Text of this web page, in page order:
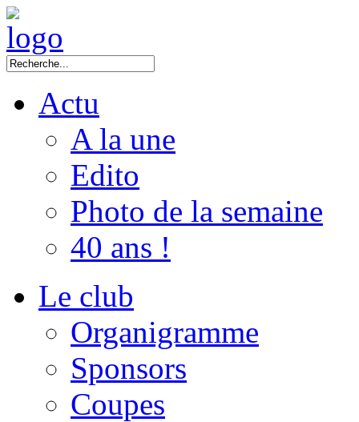
Actu
A la une
Edito
Photo de la semaine
40 ans !
Le club
Organigramme
Sponsors
Coupes